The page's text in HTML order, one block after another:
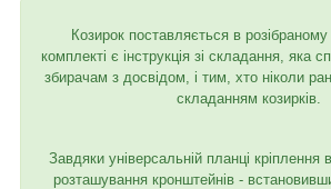
Козирок поставляється в
комплекті є інструкція зі складання, яка
збирачам з досвідом, і тим, хто ніколи
складанням козирків.
Завдяки універсальній планці кріплення
розташування кронштейнів -